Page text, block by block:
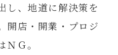
し、地道に解決策を
開店・開業・プロジ
Ｇ。